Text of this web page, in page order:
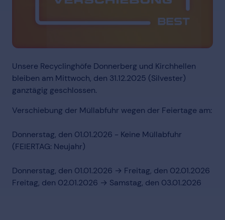
Unsere Recyclinghöfe Donnerberg und Kirchhellen
bleiben am Mittwoch, den 31.12.2025 (Silvester)
ganztägig geschlossen.
Verschiebung der Müllabfuhr wegen der Feiertage am:
Donnerstag, den 01.01.2026 - Keine Müllabfuhr
(FEIERTAG: Neujahr)
Donnerstag, den 01.01.2026 → Freitag, den 02.01.2026
Freitag, den 02.01.2026 → Samstag, den 03.01.2026